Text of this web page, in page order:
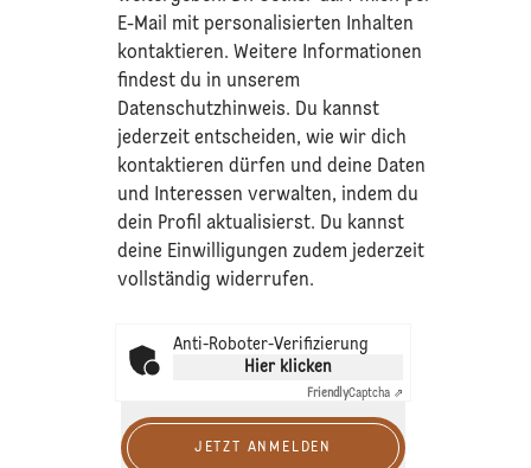
E-Mail mit personalisierten Inhalten
kontaktieren. Weitere Informationen
findest du in unserem
Datenschutzhinweis. Du kannst
jederzeit entscheiden, wie wir dich
kontaktieren dürfen und deine Daten
und Interessen verwalten, indem du
dein Profil aktualisierst. Du kannst
deine Einwilligungen zudem jederzeit
vollständig widerrufen.
Anti-Roboter-Verifizierung
Hier klicken
FriendlyCaptcha ⇗
JETZT ANMELDEN